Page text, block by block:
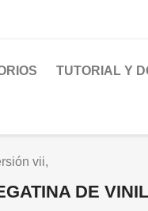
TUTORIAL Y
vii,
DE